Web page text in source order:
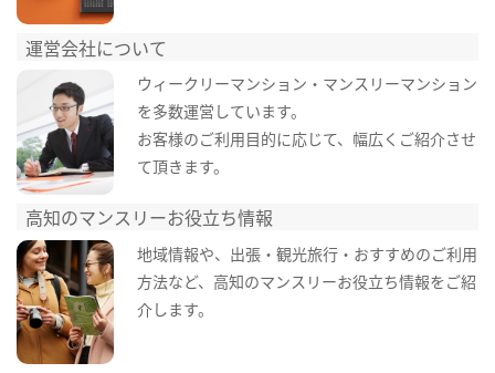
運営会社について
ウィークリーマンション・マンスリーマンション
を多数運営しています。
お客様のご利用目的に応じて、幅広くご紹介させ
て頂きます。
高知のマンスリーお役立ち情報
地域情報や、出張・観光旅行・おすすめのご利用
方法など、高知のマンスリーお役立ち情報をご紹
介します。